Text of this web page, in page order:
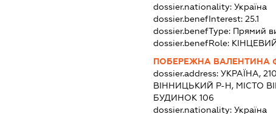
dossier.nationality:Україна
dossier.benefInterest:25.1
dossier.benefType: Прямий
dossier.benefRole:
ПОБЕРЕЖНА ВАЛЕНТИНА
dossier.address:УКРАЇНА,
ВІННИЦЬКИЙ Р-Н, МІСТО
БУДИНОК 106
dossier.nationality:Україна